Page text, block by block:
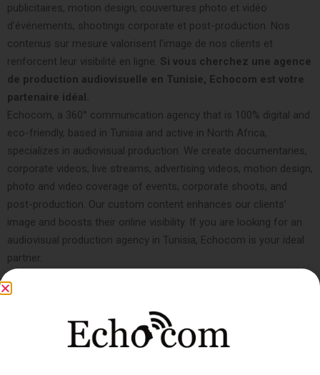
publicitaires, motion design, couvertures photo et vidéo
d’événements, shootings corporate et post-production. Nos
contenus sur mesure valorisent l’image de nos clients et
renforcent leur visibilité en ligne. Si vous cherchez une agence
de production audiovisuelle en Tunisie, Echocom est votre
partenaire idéal.
Echocom, a 360° communication agency that is 100% digital and
eco-friendly, based in Tunisia and active in North Africa,
specializes in audiovisual production. We create documentaries,
corporate videos, live streams, advertising videos, motion design,
photo and video coverage of events, corporate shoots, and
post-production. Our custom content enhances our clients’
image and boosts their online visibility. If you are looking for an
audiovisual production agency in Tunisia, Echocom is your ideal
partner.